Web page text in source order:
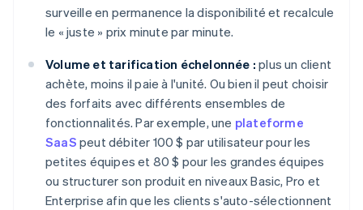
surveille en permanence la disponibilité et recalcule
le « juste » prix minute par minute.
Volume et tarification échelonnée : plus un client
achète, moins il paie à l'unité. Ou bien il peut choisir
des forfaits avec différents ensembles de
fonctionnalités. Par exemple, une plateforme
SaaS peut débiter 100 $ par utilisateur pour les
petites équipes et 80 $ pour les grandes équipes
ou structurer son produit en niveaux Basic, Pro et
Enterprise afin que les clients s'auto-sélectionnent